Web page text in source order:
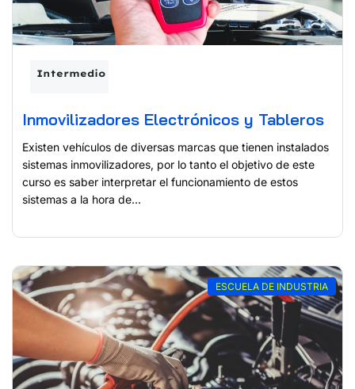
Intermedio
Inmovilizadores Electrónicos y Tableros
Existen vehículos de diversas marcas que tienen instalados
sistemas inmovilizadores, por lo tanto el objetivo de este
curso es saber interpretar el funcionamiento de estos
sistemas a la hora de...
ESCUELA DE INDUSTRIA